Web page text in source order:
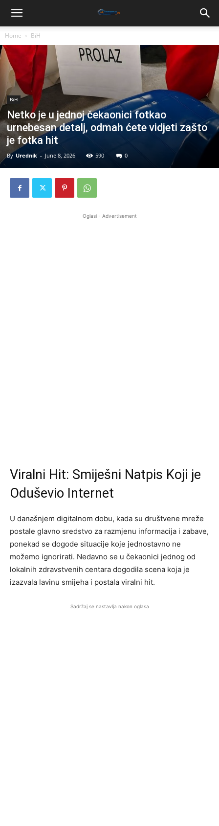
Home BiH
BiH
Netko je u jednoj čekaonici fotkao
urnebesan detalj, odmah ćete vidjeti zašto
je fotka hit
By Urednik - June 8, 2026 590 0
Oglasi - Advertisement
Viralni Hit: Smiješni Natpis Koji je
Oduševio Internet
U današnjem digitalnom dobu, kada su društvene mreže
postale glavno sredstvo za razmjenu informacija i zabave,
ponekad se dogode situacije koje jednostavno ne
možemo ignorirati. Nedavno se u čekaonici jednog od
lokalnih zdravstvenih centara dogodila scena koja je
izazvala lavinu smijeha i postala viralni hit.
Sadržaj se nastavlja nakon oglasa